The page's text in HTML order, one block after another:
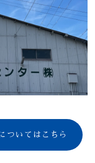
ついてはこちら